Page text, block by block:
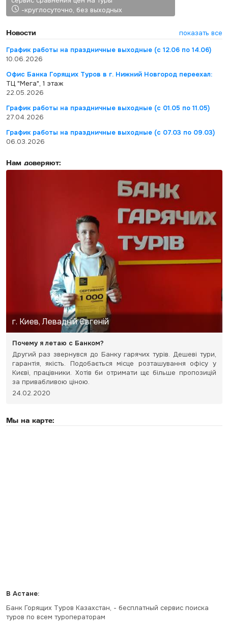
-круглосуточно, без выходных
Новости
показать все
График работы на праздничные выходные (с 12.06 по 14.06)
10.06.2026
Офис Банка Горящих Туров в г. Нижний Новгород переехал:
ТЦ "Мега", 1 этаж
22.05.2026
График работы на праздничные выходные (с 01.05 по 11.05)
27.04.2026
График работы на праздничные выходные (с 07.03 по 09.03)
06.03.2026
Нам доверяют:
г. Киев, Левадній Євгеній
Почему я летаю с Банком?
Другий раз звернувся до Банку гарячих турів. Дешеві тури,
гарантія, якість. Подобається місце розташування офісу у
Києві, працівники. Хотів би отримати щє більше пропозицій
за привабливою ціною.
24.02.2020
Мы на карте:
В Астане:
Банк Горящих Туров Казахстан, - бесплатный сервис поиска
туров по всем туроператорам